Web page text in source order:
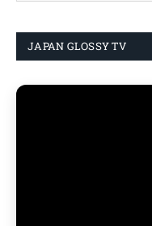
JAPAN GLOSSY TV